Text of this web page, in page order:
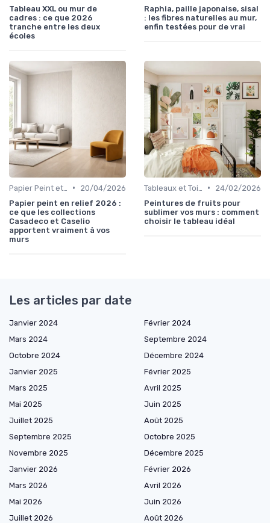
Tableau XXL ou mur de
cadres : ce que 2026
tranche entre les deux
écoles
Raphia, paille japonaise, sisal
: les fibres naturelles au mur,
enfin testées pour de vrai
•
20/04/2026
Papier peint en relief 2026 :
ce que les collections
Casadeco et Caselio
apportent vraiment à vos
murs
•
24/02/2026
Peintures de fruits pour
sublimer vos murs : comment
choisir le tableau idéal
Les articles par date
Janvier 2024
Février 2024
Mars 2024
Septembre 2024
Octobre 2024
Décembre 2024
Janvier 2025
Février 2025
Mars 2025
Avril 2025
Mai 2025
Juin 2025
Juillet 2025
Août 2025
Septembre 2025
Octobre 2025
Novembre 2025
Décembre 2025
Janvier 2026
Février 2026
Mars 2026
Avril 2026
Mai 2026
Juin 2026
Juillet 2026
Août 2026